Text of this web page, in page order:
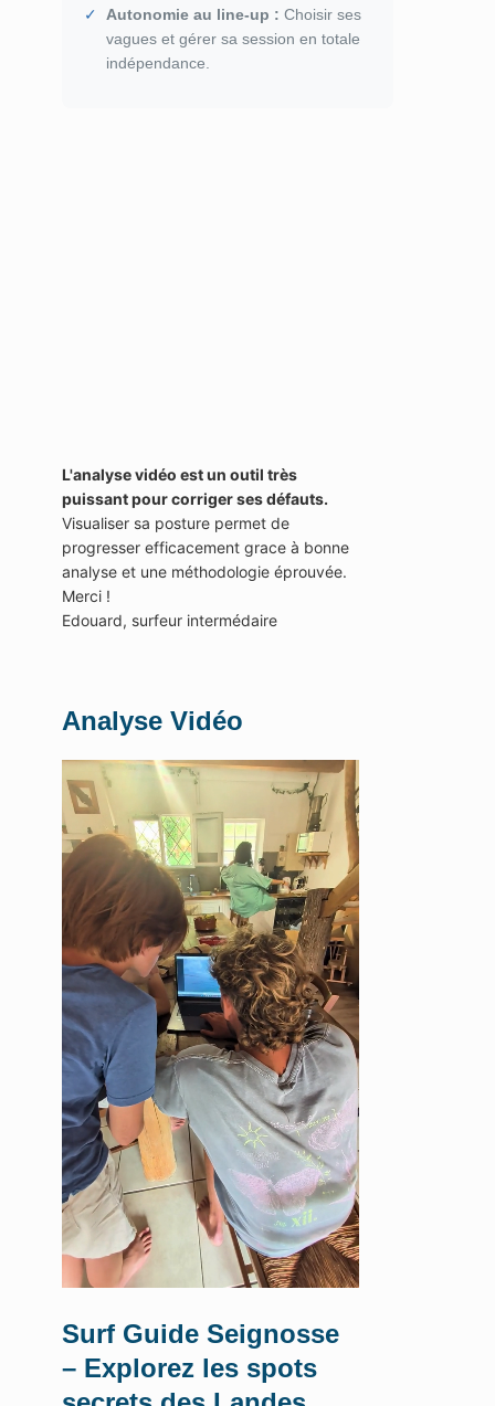
✓
Autonomie au line-up : Choisir ses
vagues et gérer sa session en totale
indépendance.
L'analyse vidéo est un outil très
puissant pour corriger ses défauts.
Visualiser sa posture permet de
progresser efficacement grace à bonne
analyse et une méthodologie éprouvée.
Merci !
Edouard, surfeur intermédaire
Analyse Vidéo
Surf Guide Seignosse
– Explorez les spots